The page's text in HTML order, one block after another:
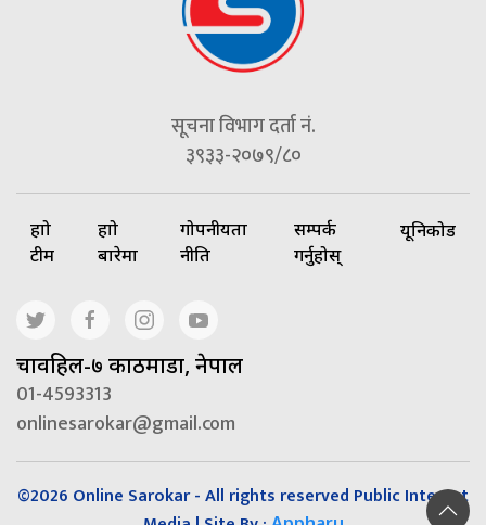
सूचना विभाग दर्ता नं.
३९३३-२०७९/८०
हाम्रो
टीम
हाम्रो
बारेमा
गोपनीयता
नीति
सम्पर्क
गर्नुहोस्
यूनिकोड
चावहिल-७ काठमाडौं, नेपाल
01-4593313
onlinesarokar@gmail.com
©2026 Online Sarokar - All rights reserved Public Interest